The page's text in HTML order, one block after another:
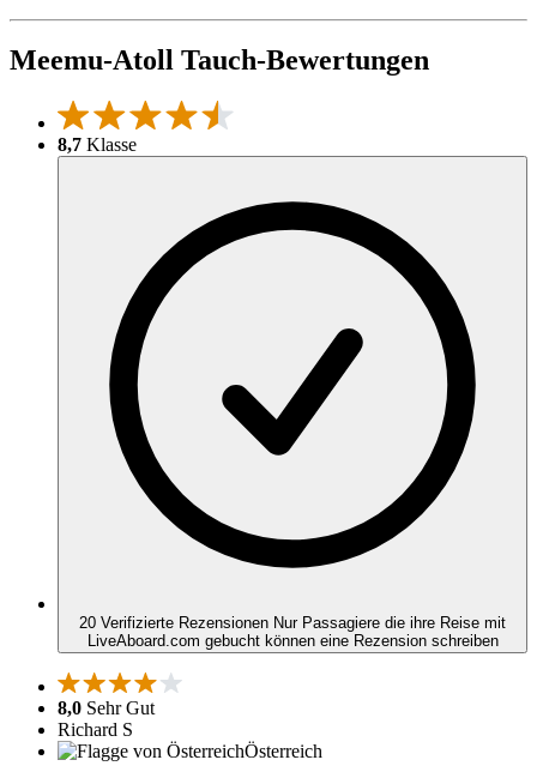
Meemu-Atoll Tauch-Bewertungen
8,7 Klasse
20 Verifizierte Rezensionen Nur Passagiere die ihre Reise mit
LiveAboard.com gebucht können eine Rezension schreiben
8,0 Sehr Gut
Richard S
Österreich